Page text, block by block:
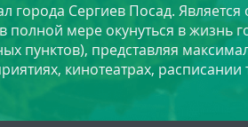
Сергиев Посад.
полной мере окунуться в
пунктов), представляя
кинотеатрах, расписании